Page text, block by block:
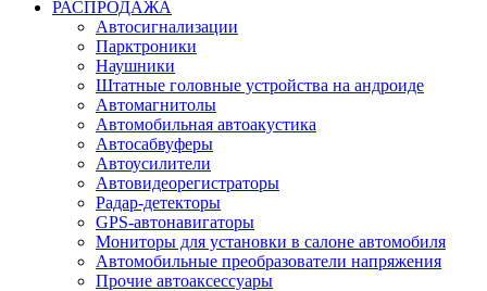
РАСПРОДАЖА
Автосигнализации
Парктроники
Наушники
Штатные головные устройства на андроиде
Автомагнитолы
Автомобильная автоакустика
Автосабвуферы
Автоусилители
Автовидеорегистраторы
Радар-детекторы
GPS-автонавигаторы
Мониторы для установки в салоне автомобиля
Автомобильные преобразователи напряжения
Прочие автоаксессуары